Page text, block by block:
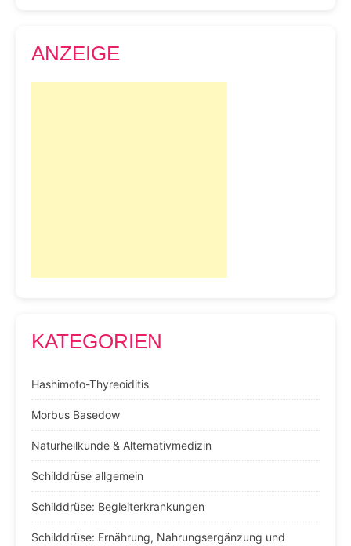
ANZEIGE
KATEGORIEN
Hashimoto-Thyreoiditis
Morbus Basedow
Naturheilkunde & Alternativmedizin
Schilddrüse allgemein
Schilddrüse: Begleiterkrankungen
Schilddrüse: Ernährung, Nahrungsergänzung und